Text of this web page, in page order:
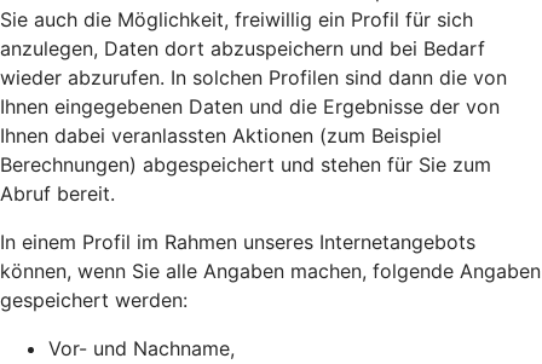
Sie auch die Möglichkeit, freiwillig ein Profil für sich
anzulegen, Daten dort abzuspeichern und bei Bedarf
wieder abzurufen. In solchen Profilen sind dann die von
Ihnen eingegebenen Daten und die Ergebnisse der von
Ihnen dabei veranlassten Aktionen (zum Beispiel
Berechnungen) abgespeichert und stehen für Sie zum
Abruf bereit.
In einem Profil im Rahmen unseres Internetangebots
können, wenn Sie alle Angaben machen, folgende Angaben
gespeichert werden:
Vor- und Nachname,